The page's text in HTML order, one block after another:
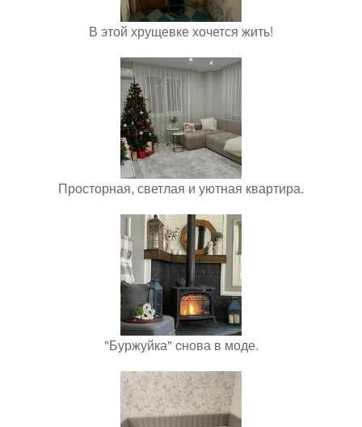
В этой хрущевке хочется жить!
Просторная, светлая и уютная квартира.
"Буржуйка" cнова в моде.